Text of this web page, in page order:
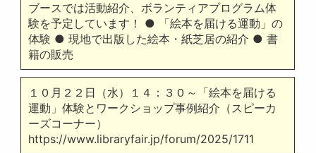
ブースでは活動紹介、ボランティアプログラム体
験を予定しています！ ● 「絵本を届ける運動」の
体験 ● 現地で出版した絵本・紙芝居の紹介 ● 書
籍の販売
１０月２２日（水）１４：３０～「絵本を届ける
運動」体験とワークショップ事例紹介（スピーカ
ーズコーナー）
https://www.libraryfair.jp/forum/2025/1711